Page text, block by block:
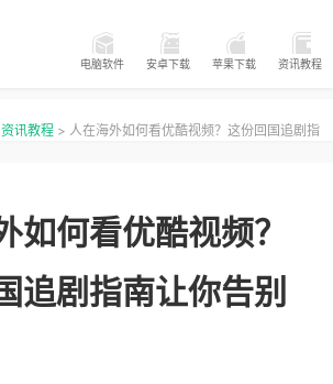
电脑软件 安卓下载 苹果下载 资讯教程
资讯教程 > 人在海外如何看优酷视频？这份回国追剧指
如何看优酷视频？
追剧指南让你告别